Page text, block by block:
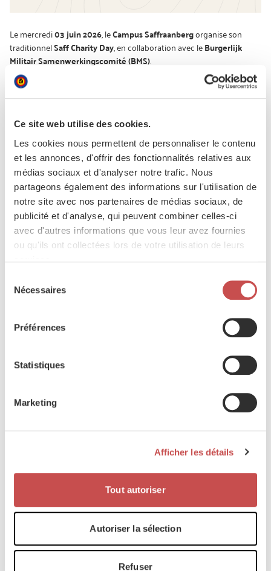
Ce site web utilise des cookies.
Les cookies nous permettent de personnaliser le contenu
et les annonces, d'offrir des fonctionnalités relatives aux
médias sociaux et d'analyser notre trafic. Nous
partageons également des informations sur l'utilisation de
notre site avec nos partenaires de médias sociaux, de
publicité et d'analyse, qui peuvent combiner celles-ci
avec d'autres informations que vous leur avez fournies
ou qu'ils ont collectées lors de votre utilisation de leurs
Nécessaires
Préférences
Statistiques
Marketing
Afficher les détails
Tout autoriser
Autoriser la sélection
Refuser
Le mercredi03 juin 2026, leCampus Saffraanbergorganise son
traditionnelSaff Charity Day, en collaboration avec leBurgerlijk
Militair Samenwerkingscomité (BMS).
Ouverture des portes : de 07h00 à 17h00
Début des activités : dès 07h00
Estafette Run : de 19h00 à 20h00
Parking disponible sur place
Navette bus : Gare de Saint-Trond – Saffraanberg (07h00 à
16h00)
Accès vélo avec parking surveillé
Cyclisme
Prix : 3,00 €
75 km / 105 km
Départ à partir de 07h00
1 ravitaillement
138 km
2 ravitaillements
Dernier départ : 10h00
Inscription sur place le jour de l’événement.
Parcours d’environ 200 km à travers les routes du